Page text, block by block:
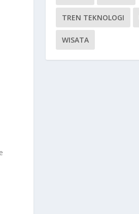
TREN TEKNOLOGI
WISATA